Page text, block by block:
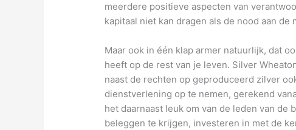
meerdere positieve aspecten van
kapitaal niet kan dragen als de nood aan de
Maar ook in één klap armer natuurlijk, dat
heeft op de rest van je leven. Silver
naast de rechten op geproduceerd zilver
dienstverlening op te nemen, gerekend
het daarnaast leuk om van de leden van
beleggen te krijgen, investeren in met de